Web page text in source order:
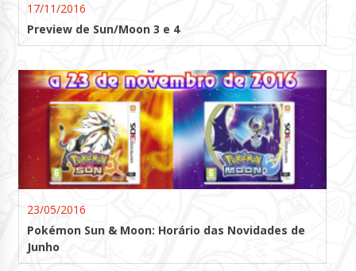
17/11/2016
Preview de Sun/Moon 3 e 4
23/05/2016
Pokémon Sun & Moon: Horário das Novidades de
Junho